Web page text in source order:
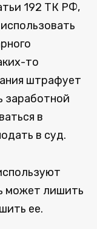
192 ТК РФ,
то
штрафует
заработной
в
в суд.
может лишить
ее.